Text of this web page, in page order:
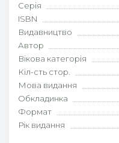
Серія
ISBN
Видавництво
Автор
Вікова категорія
Кіл-сть стор.
Мова видання
Обкладинка
Формат
Рік видання